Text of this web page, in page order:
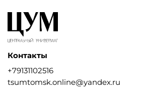
Контакты
+79131102516
tsumtomsk.online@yandex.ru